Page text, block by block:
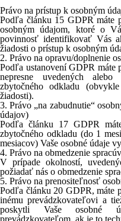
Právo na prístup k osobným
Podľa článku 15 GDPR máte
osobným údajom, ktoré o
povinnosť identifikovať Vás
žiadosti o prístup k osobným
2. Právo na opravu/doplnenie
Podľa ustanovení GDPR máte
nepresne uvedených
zbytočného odkladu
žiadosti).
3.Právo „na zabudnutie“
údajov)
Podľa článku 17 GDPR
zbytočného odkladu (do 1
mesiacov) Vaše osobné údaje
4. Právo na obmedzenie
V prípade okolností,
požiadať nás o obmedzenie
5. Právo na prenositeľnosť
Podľa článku 20 GDPR, máte
inému prevádzkovateľovi a
poskytli Vaše osobné
prevádzkovateľom, ak je to